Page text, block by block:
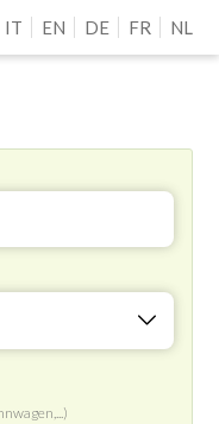
IT EN DE FR NL